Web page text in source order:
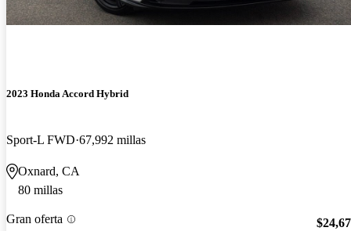
2023 Honda Accord Hybrid
Sport-L FWD 67,992 millas
Oxnard, CA
80 millas
Gran oferta